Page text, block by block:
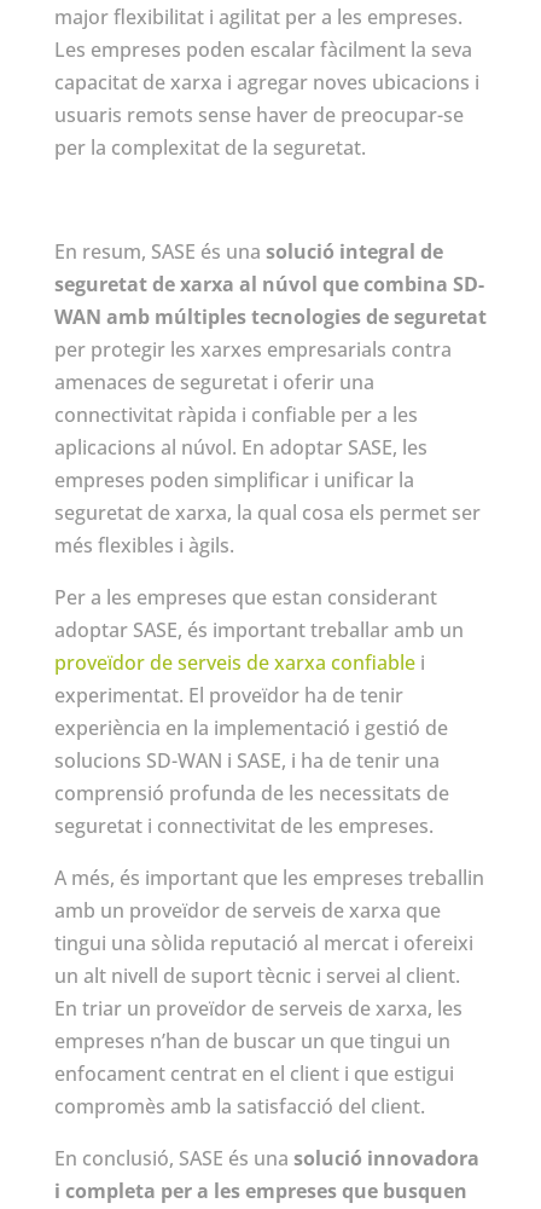
major flexibilitat i agilitat per a les empreses.
Les empreses poden escalar fàcilment la seva
capacitat de xarxa i agregar noves ubicacions i
usuaris remots sense haver de preocupar-se
per la complexitat de la seguretat.
En resum, SASE és una solució integral de
seguretat de xarxa al núvol que combina SD-
WAN amb múltiples tecnologies de seguretat
per protegir les xarxes empresarials contra
amenaces de seguretat i oferir una
connectivitat ràpida i confiable per a les
aplicacions al núvol. En adoptar SASE, les
empreses poden simplificar i unificar la
seguretat de xarxa, la qual cosa els permet ser
més flexibles i àgils.
Per a les empreses que estan considerant
adoptar SASE, és important treballar amb un
proveïdor de serveis de xarxa confiablei
experimentat. El proveïdor ha de tenir
experiència en la implementació i gestió de
solucions SD-WAN i SASE, i ha de tenir una
comprensió profunda de les necessitats de
seguretat i connectivitat de les empreses.
A més, és important que les empreses treballin
amb un proveïdor de serveis de xarxa que
tingui una sòlida reputació al mercat i ofereixi
un alt nivell de suport tècnic i servei al client.
En triar un proveïdor de serveis de xarxa, les
empreses n’han de buscar un que tingui un
enfocament centrat en el client i que estigui
compromès amb la satisfacció del client.
En conclusió, SASE és una solució innovadora
i completa per a les empreses que busquen